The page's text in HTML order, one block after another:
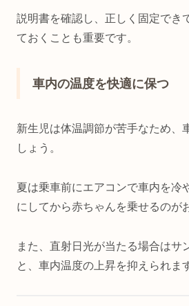
説明書を確認し、正しく固定でき
ておくことも重要です。
車内の温度を快適に保つ
新生児は体温調節が苦手なため、
しょう。
夏は乗車前にエアコンで車内を冷
にしてから赤ちゃんを乗せるのが
また、直射日光が当たる場合はサ
と、車内温度の上昇を抑えられま